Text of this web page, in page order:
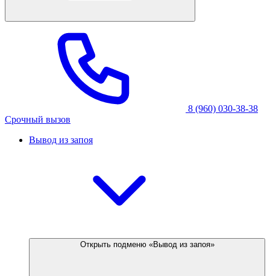
8 (960) 030-38-38
Срочный вызов
Вывод из запоя
Открыть подменю «Вывод из запоя»